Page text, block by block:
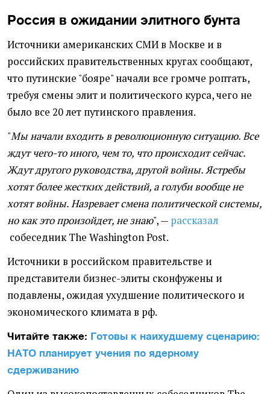
Россия в ожидании элитного бунта
Источники американских СМИ в Москве и в
российских правительственных кругах сообщают,
что путинские "бояре" начали все громче роптать,
требуя смены элит и политического курса, чего не
было все 20 лет путинского правления.
"Мы начали входить в революционную ситуацию. Все
ждут чего-то иного, чем то, что происходит сейчас.
Ждут другого руководства, другой войны. Ястребы
хотят более жестких действий, а голуби вообще не
хотят войны. Назревает смена политической системы,
но как это произойдет, не знаю", — рассказал
собеседник The Washington Post.
Источники в российском правительстве и
представители бизнес-элиты сконфужены и
подавлены, ожидая ухудшение политического и
экономического климата в рф.
Читайте также: Готовы к наихудшему сценарию:
НАТО планирует учения по ядерному
сдерживанию